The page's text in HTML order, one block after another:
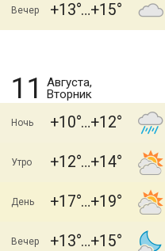
Вечер +13 +15
11
Августа,
Вторник
Ночь +10 +12
Утро +12 +14
День +17 +19
Вечер +13 +15